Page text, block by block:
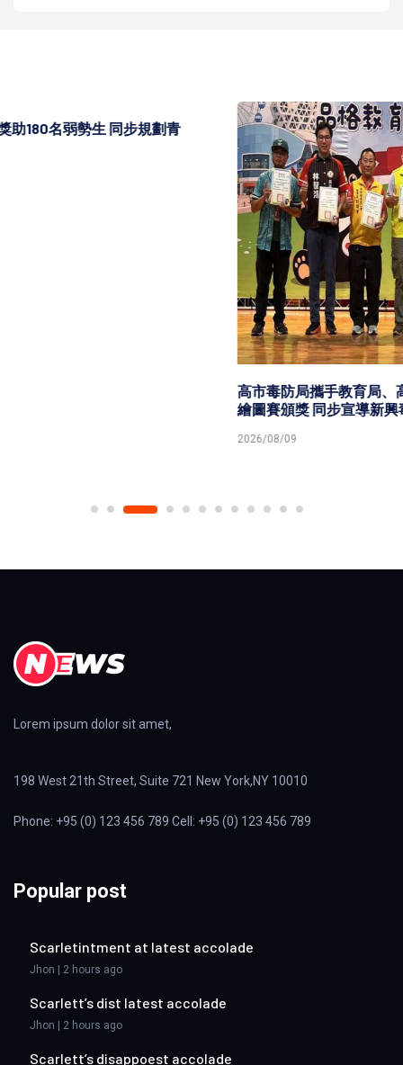
高市毒防局攜手教育局、高市社福慈總2026 港都反毒盃
Lorem ipsum dolor sit amet,
198 West 21th Street, Suite 721 New York,NY 10010
Phone: +95 (0) 123 456 789 Cell: +95 (0) 123 456 789
Popular post
Scarletintment at latest accolade
Jhon | 2 hours ago
Scarlett’s dist latest accolade
Jhon | 2 hours ago
Scarlett’s disappoest accolade